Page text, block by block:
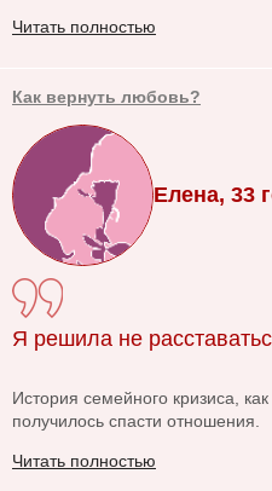
Читать полностью
Как вернуть любовь?
Елена, 33
Я решила не
История семейного кризиса,
получилось спасти отношения.
Читать полностью